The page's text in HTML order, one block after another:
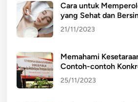
Cara untuk
yang Sehat dan
21/11/2023
Memahami
Contoh-contoh
25/11/2023